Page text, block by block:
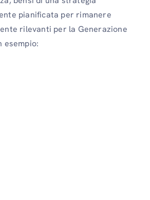
pianificata per rimanere
rilevanti per la Generazione
esempio: